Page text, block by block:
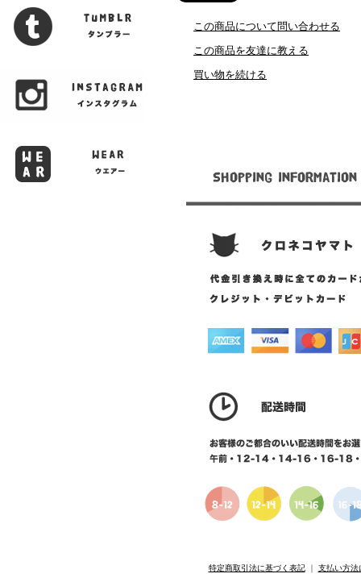
この商品について問い合わせる
この商品を友達に教える
買い物を続ける
特定商取引法に基づく表記｜ 支払い方法